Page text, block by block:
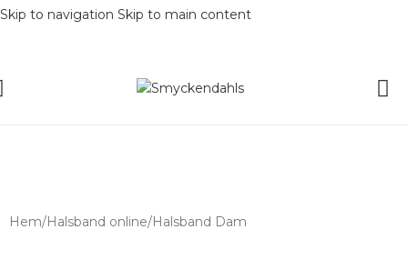
Skip to navigation Skip to main content
Hem/Halsband online/Halsband Dam